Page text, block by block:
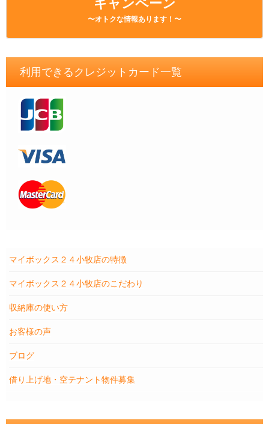
キャンペーン
〜オトクな情報あります！〜
利用できるクレジットカード一覧
マイボックス２４小牧店の特徴
マイボックス２４小牧店のこだわり
収納庫の使い方
お客様の声
ブログ
借り上げ地・空テナント物件募集